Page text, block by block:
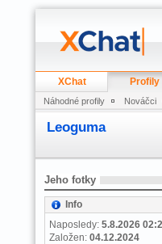
XChat Profily
Náhodné profily Nováčci
Leoguma
Jeho fotky
Info
Naposledy: 5.8.2026
Založen: 04.12.2024